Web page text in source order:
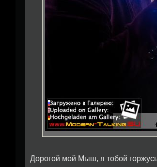
Дорогой мой Мыш, я тобой